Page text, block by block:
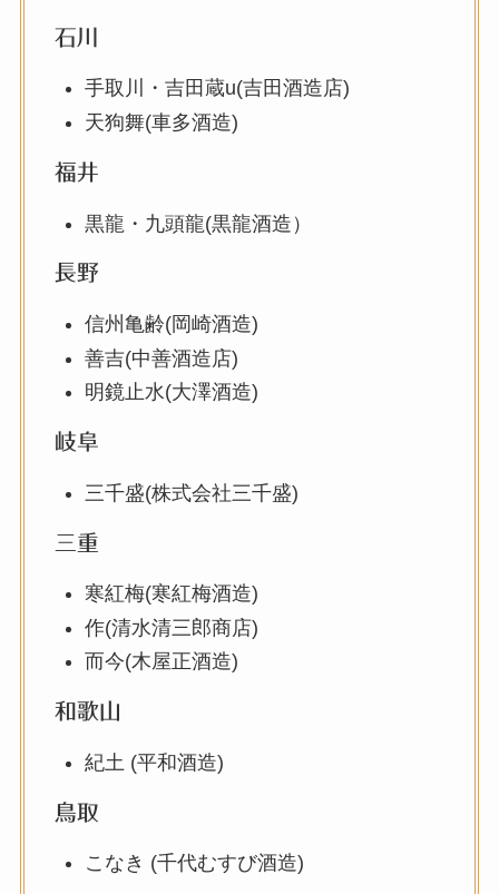
石川
手取川・吉田蔵u(吉田酒造店)
天狗舞(車多酒造)
福井
黒龍・九頭龍(黒龍酒造）
長野
信州亀齢(岡崎酒造)
善吉(中善酒造店)
明鏡止水(大澤酒造)
岐阜
三千盛(株式会社三千盛)
三重
寒紅梅(寒紅梅酒造)
作(清水清三郎商店)
而今(木屋正酒造)
和歌山
紀土 (平和酒造)
鳥取
こなき (千代むすび酒造)